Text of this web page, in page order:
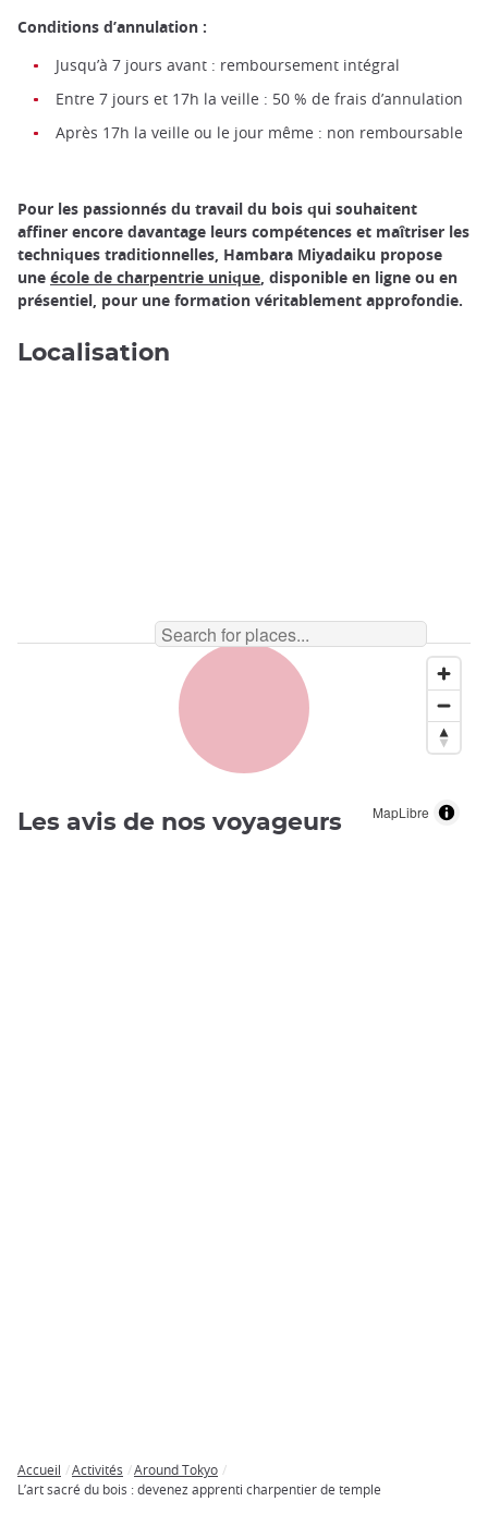
Conditions d’annulation :
Jusqu’à 7 jours avant : remboursement intégral
Entre 7 jours et 17h la veille : 50 % de frais d’annulation
Après 17h la veille ou le jour même : non remboursable
Pour les passionnés du travail du bois qui souhaitent
affiner encore davantage leurs compétences et maîtriser les
techniques traditionnelles, Hambara Miyadaiku propose
une école de charpentrie unique, disponible en ligne ou en
présentiel, pour une formation véritablement approfondie.
Localisation
MapLibre
Les avis de nos voyageurs
Breadcrumb
Accueil Activités
Around Tokyo
L’art sacré du bois : devenez apprenti charpentier de temple